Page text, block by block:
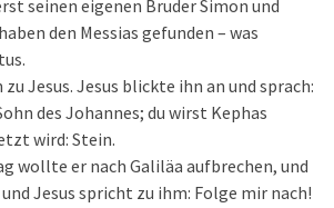
seinen eigenen Bruder Simon und
den Messias gefunden – was
Jesus. Jesus blickte ihn an und sprach:
des Johannes; du wirst Kephas
wird: Stein.
wollte er nach Galiläa aufbrechen, und
Jesus spricht zu ihm: Folge mir nach!